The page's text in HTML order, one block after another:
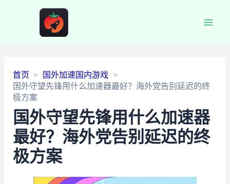
首页
国外加速国内游戏
国外守望先锋用什么加速器最好？海外党告别延迟的终
极方案
国外守望先锋用什么加速器
最好？海外党告别延迟的终
极方案